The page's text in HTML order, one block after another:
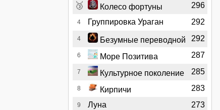
🥉 Колесо фортуны 296
4 Группировка Ураган 292
4 Безумные переводной 292
6 Море Позитива 287
7 Культурное поколение 285
8 Кирпичи 283
9 Луна 273